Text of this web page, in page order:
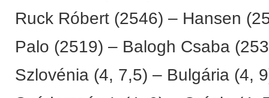
Ruck Róbert (2546) – Hansen
Palo (2519) – Balogh Csaba
Szlovénia (4, 7,5) – Bulgária (4,